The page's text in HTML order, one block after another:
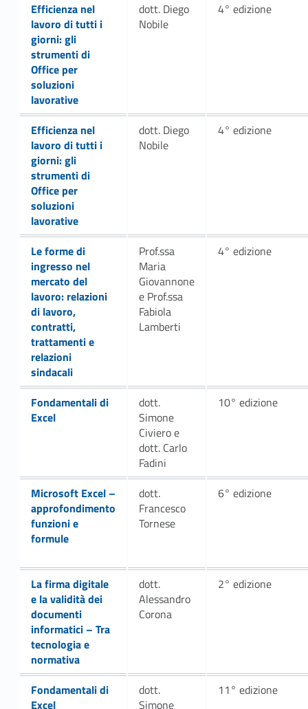
Efficienza nel
lavoro di tutti i
giorni: gli
strumenti di
Office per
soluzioni
lavorative
dott. Diego
Nobile
4° edizione
Link identifier #identifier__121163-6
Efficienza nel
lavoro di tutti i
giorni: gli
strumenti di
Office per
soluzioni
lavorative
dott. Diego
Nobile
4° edizione
Link identifier #identifier__189323-9Le forme di
ingresso nel
mercato del
lavoro: relazioni
di lavoro,
contratti,
trattamenti e
relazioni
sindacali
Prof.ssa
Maria
Giovannone
e Prof.ssa
Fabiola
Lamberti
4° edizione
Link identifier #identifier__117891-15
Fondamentali di
Excel
dott.
Simone
Civiero e
dott. Carlo
Fadini
10° edizione
Link identifier #identifier__187850-18
Microsoft Excel –
approfondimento
funzioni e
formule
dott.
Francesco
Tornese
6° edizione
Link identifier #identifier__83190-21
La firma digitale
e la validità dei
documenti
informatici – Tra
tecnologia e
normativa
dott.
Alessandro
Corona
2° edizione
Fondamentali di
Excel
dott.
Simone
11° edizione